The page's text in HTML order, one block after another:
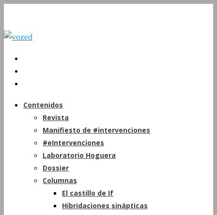
Contenidos
Revista
Manifiesto de #intervenciones
#eIntervenciones
Laboratorio Hoguera
Dossier
Columnas
El castillo de If
Hibridaciones sinápticas